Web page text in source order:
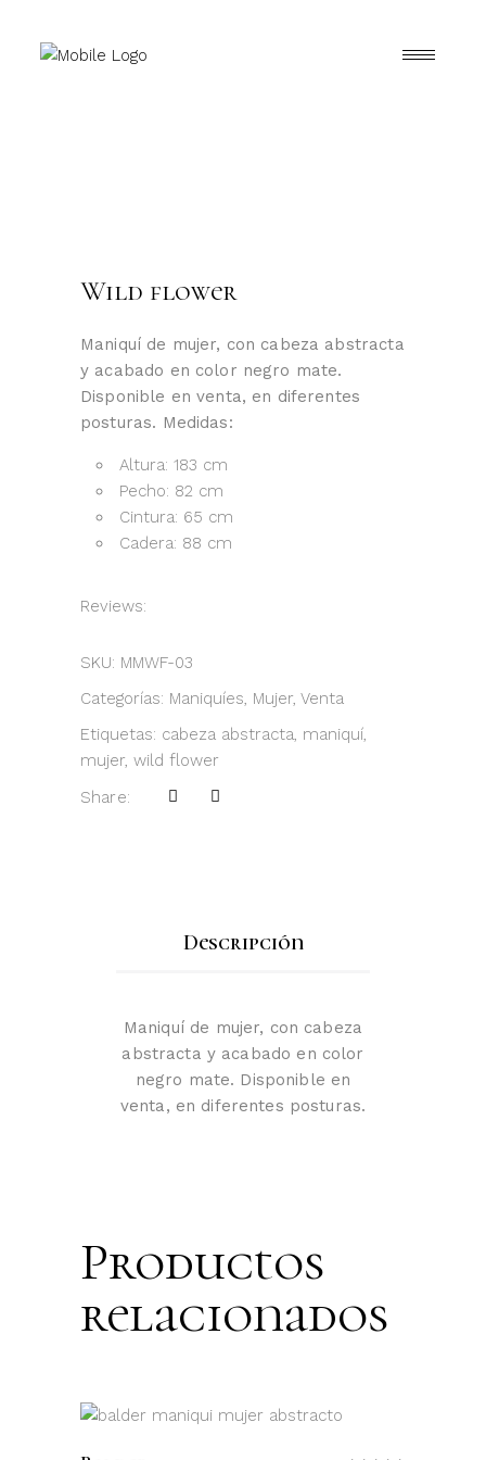
Wild flower
Maniquí de mujer, con cabeza abstracta
y acabado en color negro mate.
Disponible en venta, en diferentes
posturas. Medidas:
Altura: 183 cm
Pecho: 82 cm
Cintura: 65 cm
Cadera: 88 cm
Reviews:
SKU: MMWF-03
Categorías: Maniquíes, Mujer, Venta
Etiquetas: cabeza abstracta, maniquí,
mujer, wild flower
Share:
Descripción
Maniquí de mujer, con cabeza
abstracta y acabado en color
negro mate. Disponible en
venta, en diferentes posturas.
Productos
relacionados